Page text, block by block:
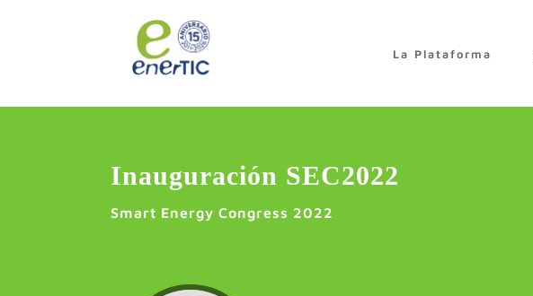
La Plataforma
Inauguración SEC2022
Smart Energy Congress 2022